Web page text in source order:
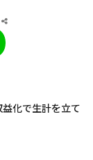
化で生計を立て